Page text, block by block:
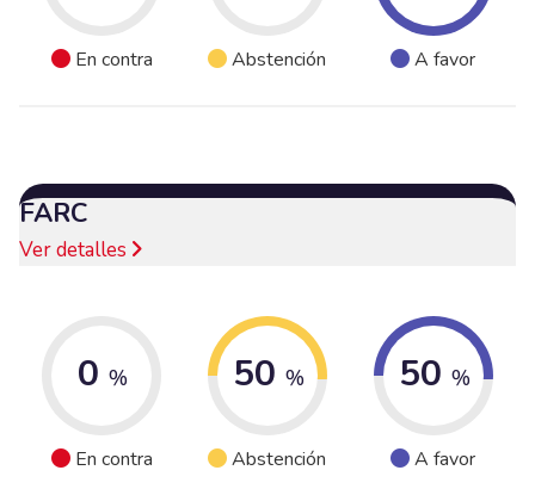
En contra Abstención A favor
FARC
Ver detalles
0 %
En contra
50 %
Abstención
50 %
A favor